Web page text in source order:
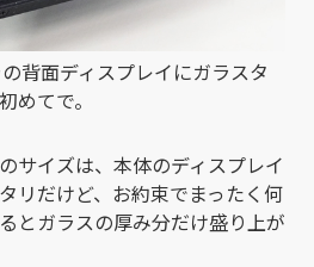
背面ディスプレイにガラスタ
めてで。
サイズは、本体のディスプレイ
リだけど、お約束でまったく何
とガラスの厚み分だけ盛り上が